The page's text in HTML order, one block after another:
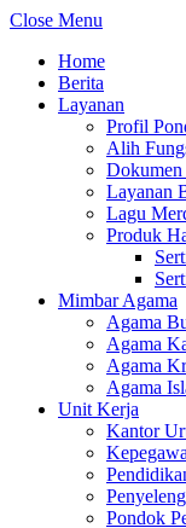
Close Menu
Home
Berita
Layanan
Profil
Alih
Dokumen
Layanan
Lagu
Produk
Mimbar Agama
Agama
Agama
Agama
Agama
Unit Kerja
Kantor
Pondok